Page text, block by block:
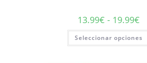
13.99€ - 19.99€
Seleccionar opciones